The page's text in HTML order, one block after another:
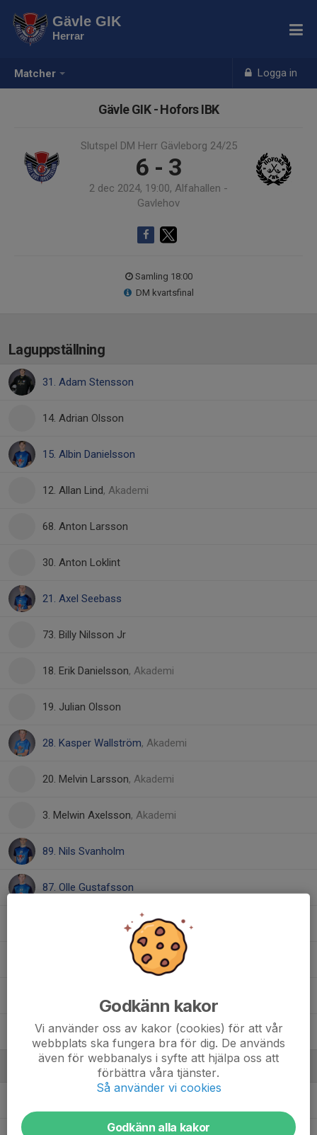
Matcher Logga in
Gävle GIK
Herrar
Gävle GIK - Hofors IBK
Slutspel DM Herr Gävleborg 24/25
6 - 3
2 dec 2024, 19:00, Alfahallen -
Gavlehov
Samling 18:00
DM kvartsfinal
Laguppställning
31. Adam Stensson
14. Adrian Olsson
15. Albin Danielsson
12. Allan Lind, Akademi
68. Anton Larsson
30. Anton Loklint
21. Axel Seebass
73. Billy Nilsson Jr
18. Erik Danielsson, Akademi
19. Julian Olsson
28. Kasper Wallström, Akademi
20. Melvin Larsson, Akademi
3. Melwin Axelsson, Akademi
89. Nils Svanholm
87. Olle Gustafsson
13. Simon Sjöström
97. Wille Källberg
Godkänn kakor
Vi använder oss av kakor (cookies) för att vår
webbplats ska fungera bra för dig. De används
även för webbanalys i syfte att hjälpa oss att
förbättra våra tjänster.
Så använder vi cookies
Godkänn alla kakor